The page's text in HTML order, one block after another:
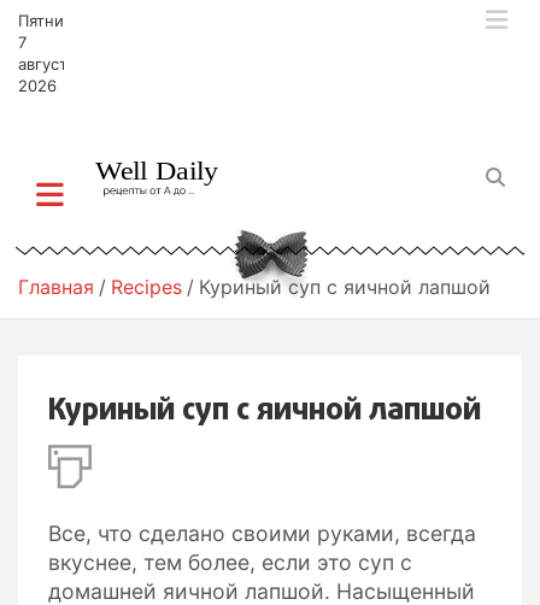
Пятница,
7
августа,
2026
Главная Recipes Куриный суп с яичной лапшой
Куриный суп с яичной лапшой
Все, что сделано своими руками, всегда
вкуснее, тем более, если это суп с
домашней яичной лапшой. Насыщенный